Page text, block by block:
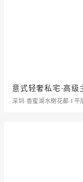
意式轻奢私宅·高级
深圳·香蜜湖水榭花都 I